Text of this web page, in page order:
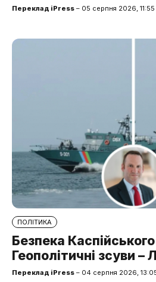
Переклад iPress – 05 серпня 2026, 11:55
ПОЛІТИКА
Безпека
Геополітичні зсуви –
Переклад iPress – 04 серпня 2026,